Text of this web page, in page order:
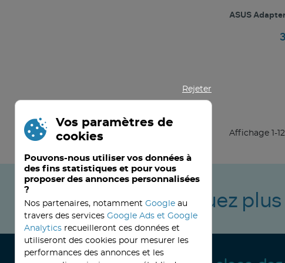
ASUS
Affichage 1-
Ne manquez plus
Rejeter
Vos paramètres de
cookies
Pouvons-nous utiliser vos données à
des fins statistiques et pour vous
proposer des annonces personnalisées
?
Nos partenaires, notamment Google au
travers des services Google Ads et Google
Analytics recueilleront ces données et
utiliseront des cookies pour mesurer les
performances des annonces et les